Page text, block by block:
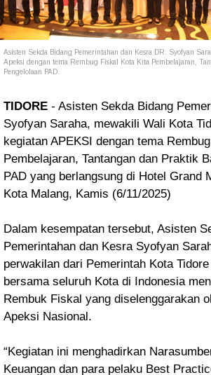
Asisten Sekda Bidang Pemerintahan dan Kesra DR. Syofyan
Apeksi dengan tema Rembug Fiskal Kota Kita Pembelajaran,
Pengelolaan PAD.
TIDORE - Asisten Sekda Bidang
Syofyan Saraha, mewakili Wali Kota
kegiatan APEKSI dengan tema
Pembelajaran, Tantangan dan Praktik
PAD yang berlangsung di Hotel Grand
Kota Malang, Kamis (6/11/2025)
Dalam kesempatan tersebut, Asisten
Pemerintahan dan Kesra Syofyan
perwakilan dari Pemerintah Kota
bersama seluruh Kota di Indonesia
Rembuk Fiskal yang diselenggarakan
Apeksi Nasional.
“Kegiatan ini menghadirkan
Keuangan dan para pelaku Best